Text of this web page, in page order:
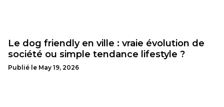
Le dog friendly en ville : vraie évolution de
société ou simple tendance lifestyle ?
Publié le May 19, 2026